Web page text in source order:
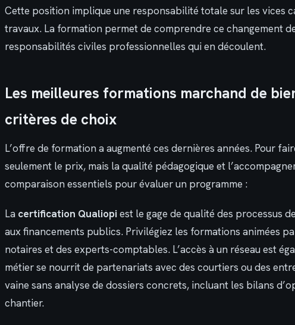
Cette position implique une responsabilité totale sur les vices
travaux. La formation permet de comprendre ce changement
responsabilités civiles professionnelles qui en découlent.
Les meilleures formations marchand de
critères de choix
L’offre de formation a augmenté ces dernières années. Pour
seulement le prix, mais la qualité pédagogique et
comparaison essentiels pour évaluer un programme :
La certification Qualiopiest le gage de qualité des processus
aux financements publics. Privilégiez les formations animées
notaires et des experts-comptables. L’accès à un réseau est
métier se nourrit de partenariats avec des courtiers ou des
vaine sans analyse de dossiers concrets, incluant les bilans
chantier.